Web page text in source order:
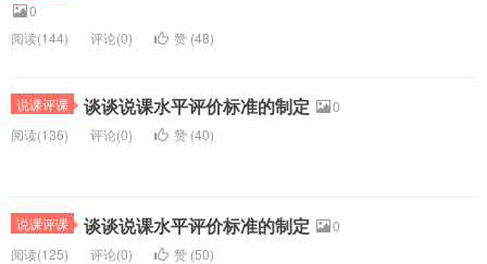
0
阅读(144) 评论(0) 赞 (48)
说课评课 谈谈说课水平评价标准的制定
0
阅读(136) 评论(0) 赞 (40)
说课评课 谈谈说课水平评价标准的制定
0
阅读(125) 评论(0) 赞 (50)